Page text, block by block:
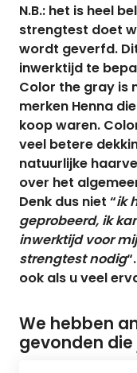
N.B.: het is heel
strengtest doet
wordt geverfd.
inwerktijd te
Color the gray is
merken Henna
koop waren.
veel betere
natuurlijke
over het
Denk dus niet “ik
geprobeerd, ik
inwerktijd voor
strengtest nodig
ook als u veel
We hebben
gevonden